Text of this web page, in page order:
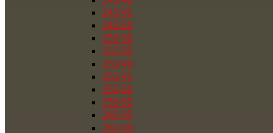
245/45
245/50
255/30
255/35
255/40
255/45
255/50
255/55
265/35
265/40